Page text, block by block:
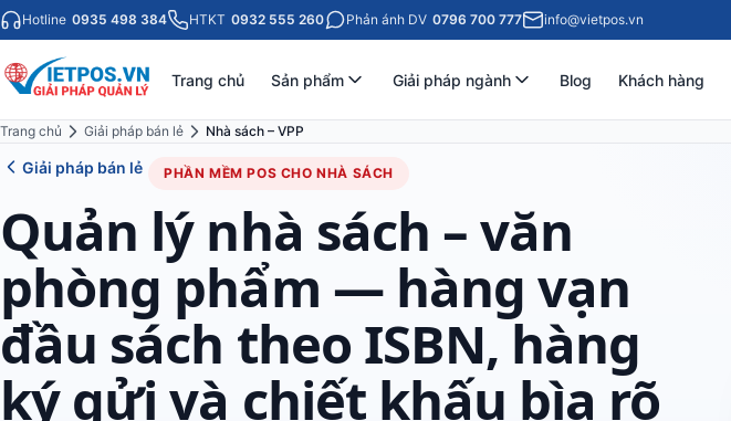
Hotline 0935 498 384 HTKT 0932 555 260 Phản ánh DV 0796 700 777 info@vietpos.vn
Trang chủ Sản phẩm Giải pháp ngành Blog Khách hàng
Trang chủ Giải pháp bán lẻ Nhà sách – VPP
Giải pháp bán lẻ PHẦN MỀM POS CHO NHÀ SÁCH
Quản lý nhà sách – văn
phòng phẩm — hàng vạn
đầu sách theo ISBN, hàng
ký gửi và chiết khấu bìa rõ